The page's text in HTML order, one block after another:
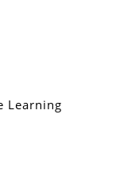
Learning